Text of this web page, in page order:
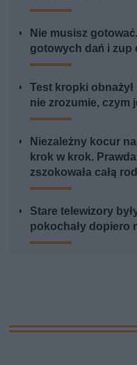
Nie musisz
gotowych dań i
Test kropki
nie zrozumie, czym
Niezależny kocur
krok w krok.
zszokowała całą
Stare telewizory
pokochały dopiero